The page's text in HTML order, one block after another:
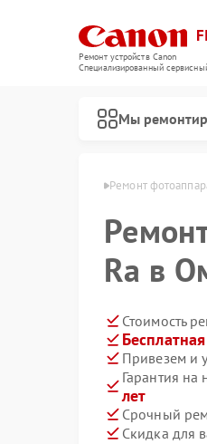
Ремонт устройств Canon
Специализированный
Мы
Canon в Омске Ремонт
Ra в
Стоимость
Привезем и
Гарантия
лет
Срочный
Скидка для